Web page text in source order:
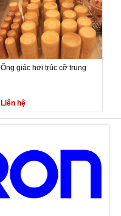
Ống giác hơi trúc cỡ trung
Liên hệ